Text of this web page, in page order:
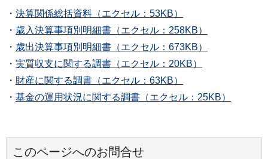
・ 決算関係総括資料（エクセル：53KB）
・ 歳入決算事項別明細書（エクセル：258KB）
・ 歳出決算事項別明細書（エクセル：673KB）
・ 実質収支に関する調書（エクセル：20KB）
・ 財産に関する調書（エクセル：63KB）
・ 基金の運用状況に関する調書（エクセル：25KB）
このページへのお問合せ